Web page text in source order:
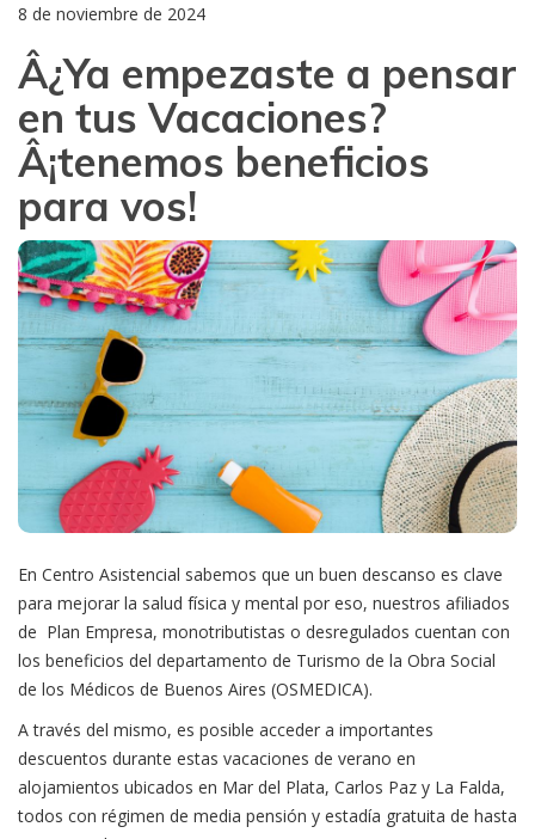
8 de noviembre de 2024
Â¿Ya empezaste a pensar
en tus Vacaciones?
Â¡tenemos beneficios
para vos!
En Centro Asistencial sabemos que un buen descanso es clave
para mejorar la salud física y mental por eso, nuestros afiliados
de Plan Empresa, monotributistas o desregulados cuentan con
los beneficios del departamento de Turismo de la Obra Social
de los Médicos de Buenos Aires (OSMEDICA).
A través del mismo, es posible acceder a importantes
descuentos durante estas vacaciones de verano en
alojamientos ubicados en Mar del Plata, Carlos Paz y La Falda,
todos con régimen de media pensión y estadía gratuita de hasta